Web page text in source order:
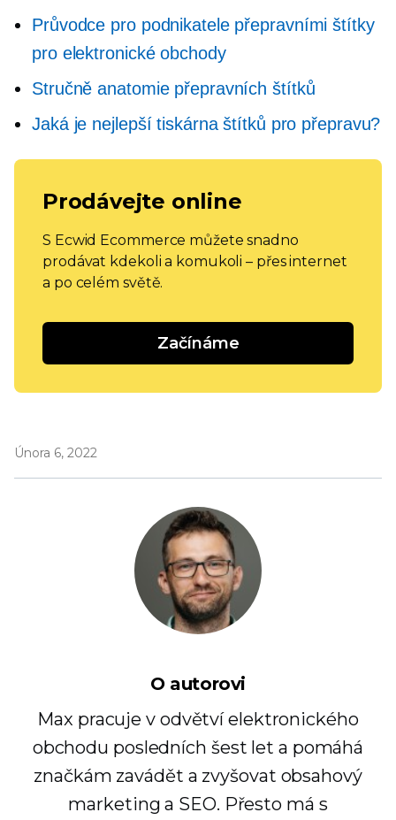
Průvodce pro podnikatele přepravními štítky
pro elektronické obchody
Stručně anatomie přepravních štítků
Jaká je nejlepší tiskárna štítků pro přepravu?
Prodávejte online
S Ecwid Ecommerce můžete snadno
prodávat kdekoli a komukoli – přes internet
a po celém světě.
Začínáme
Února 6, 2022
O autorovi
Max pracuje v odvětví elektronického
obchodu posledních šest let a pomáhá
značkám zavádět a zvyšovat obsahový
marketing a SEO. Přesto má s